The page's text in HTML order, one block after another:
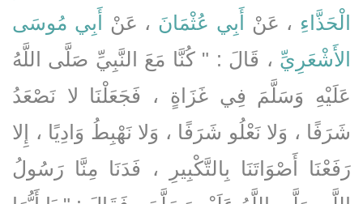
الْحَذَّاءِ ، عَنْ أَبِي عُثْمَانَ ، عَنْ أَبِي مُوسَى
الأَشْعَرِيِّ ، قَالَ : " كُنَّا مَعَ النَّبِيِّ صَلَّى اللَّهُ
عَلَيْهِ وَسَلَّمَ فِي غَزَاةٍ ، فَجَعَلْنَا لا نَصْعَدُ
شَرَفًا ، وَلا نَعْلُو شَرَفًا ، وَلا نَهْبِطُ وَادِيًا ، إِلا
رَفَعْنَا أَصْوَاتَنَا بِالتَّكْبِيرِ ، فَدَنَا مِنَّا رَسُولُ